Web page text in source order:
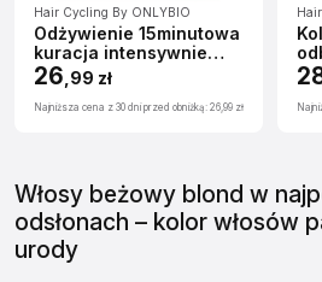
Hair Cycling By ONLYBIO
Odżywienie 15minutowa
kuracja intensywnie
odżywcza maska do
włosów 280ml
26 99 zł
Najniższa cena z 30 dni przed obniżką: 26,99 zł
Włosy beżowy blond w
odsłonach – kolor włosów
urody